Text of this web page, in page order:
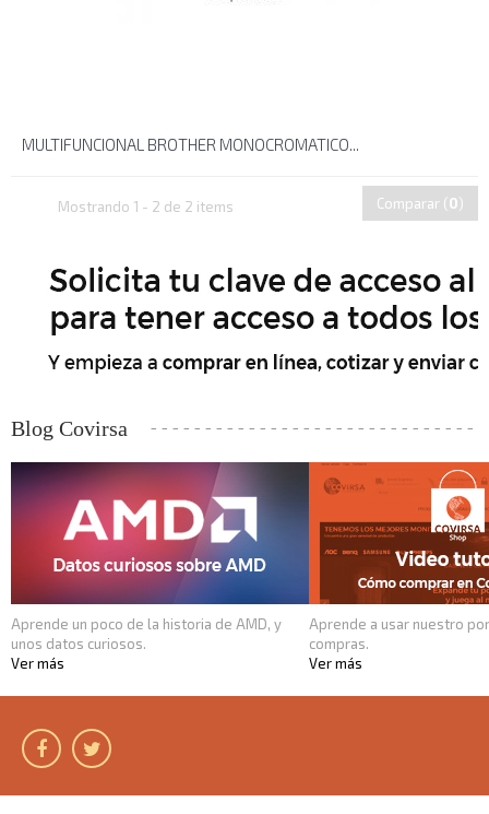
MULTIFUNCIONAL BROTHER MONOCROMATICO...
Mostrando 1 - 2 de 2 items Comparar (0)
Blog Covirsa
Aprende un poco de la historia de AMD, y
unos datos curiosos.
Ver más
Aprende a usar nuestro
compras.
Ver más